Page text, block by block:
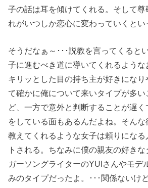
子の話は耳を傾けてくれる。そして
れがいつしか恋心に変わっていくとい
そうだなぁ～･･･説教を言ってくると
子に進むべき道に導いてくれるよう
キリッとした目の持ち主が好きになり
て確かに俺について来いタイプが多い
ど、一方で意外と判断することが遅
をしている面もあるんだよね。そん
教えてくれるような女子は頼りになる
トされる。ちなみに僕の親友の好き
ガーソングライターのYUIさんやモデ
みのタイプだったよ。･･･関係ないけ